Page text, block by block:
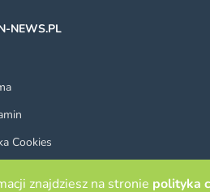
NEWS.PL
Cookies
znajdziesz na stronie polityka